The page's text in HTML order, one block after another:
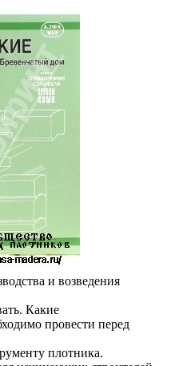
и возведения
Какие
провести перед
плотника.